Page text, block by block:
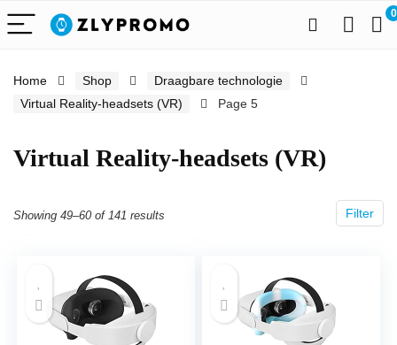
0
Home Shop
Draagbare technologie
Virtual Reality-headsets (VR)
Page 5
Virtual Reality-headsets (VR)
Filter
Showing 49–60 of 141 results